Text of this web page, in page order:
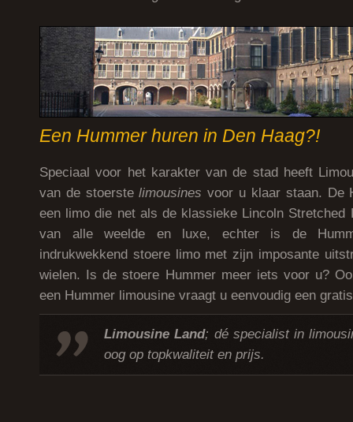
Een Hummer huren in Den Haag?!
Speciaal voor het karakter van de stad heeft
van de stoerstelimousines voor u klaar staan. De
een limo die net als de klassieke Lincoln Stretched
van alle weelde en luxe, echter is de
indrukwekkend stoere limo met zijn imposante
wielen. Is de stoere Hummer meer iets voor u?
een Hummer limousine vraagt u eenvoudig een
Limousine Land; dé specialist in
oog op topkwaliteit en prijs.